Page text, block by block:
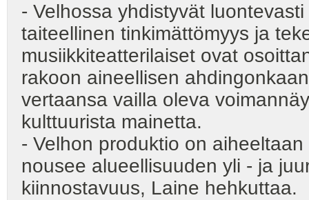
- Velhossa yhdistyvät
taiteellinen tinkimättömyys ja
musiikkiteatterilaiset ovat
rakoon aineellisen
vertaansa vailla oleva
kulttuurista mainetta.
- Velhon produktio on
nousee alueellisuuden yli - ja
kiinnostavuus, Laine hehkuttaa.